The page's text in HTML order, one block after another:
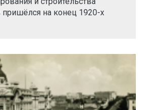
пришёлся на конец 1920-х